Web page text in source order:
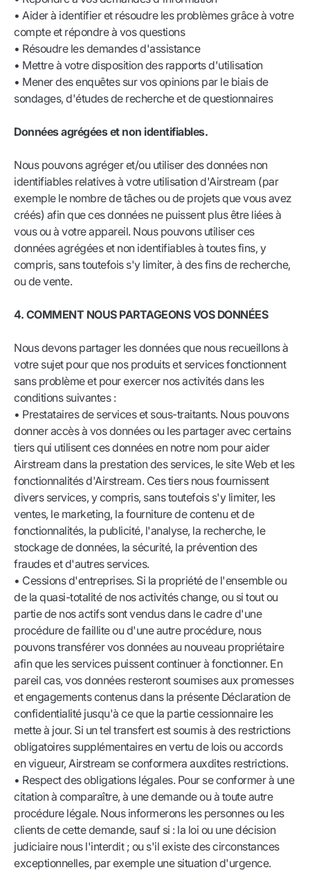
• Aider à identifier et résoudre les problèmes grâce à votre
compte et répondre à vos questions
• Résoudre les demandes d'assistance
• Mettre à votre disposition des rapports d'utilisation
• Mener des enquêtes sur vos opinions par le biais de
sondages, d'études de recherche et de questionnaires
Données agrégées et non identifiables.
Nous pouvons agréger et/ou utiliser des données non
identifiables relatives à votre utilisation d'Airstream (par
exemple le nombre de tâches ou de projets que vous avez
créés) afin que ces données ne puissent plus être liées à
vous ou à votre appareil. Nous pouvons utiliser ces
données agrégées et non identifiables à toutes fins, y
compris, sans toutefois s'y limiter, à des fins de recherche,
ou de vente.
4. COMMENT NOUS PARTAGEONS VOS DONNÉES
Nous devons partager les données que nous recueillons à
votre sujet pour que nos produits et services fonctionnent
sans problème et pour exercer nos activités dans les
conditions suivantes :
• Prestataires de services et sous-traitants. Nous pouvons
donner accès à vos données ou les partager avec certains
tiers qui utilisent ces données en notre nom pour aider
Airstream dans la prestation des services, le site Web et les
fonctionnalités d'Airstream. Ces tiers nous fournissent
divers services, y compris, sans toutefois s'y limiter, les
ventes, le marketing, la fourniture de contenu et de
fonctionnalités, la publicité, l'analyse, la recherche, le
stockage de données, la sécurité, la prévention des
fraudes et d'autres services.
• Cessions d'entreprises. Si la propriété de l'ensemble ou
de la quasi-totalité de nos activités change, ou si tout ou
partie de nos actifs sont vendus dans le cadre d'une
procédure de faillite ou d'une autre procédure, nous
pouvons transférer vos données au nouveau propriétaire
afin que les services puissent continuer à fonctionner. En
pareil cas, vos données resteront soumises aux promesses
et engagements contenus dans la présente Déclaration de
confidentialité jusqu'à ce que la partie cessionnaire les
mette à jour. Si un tel transfert est soumis à des restrictions
obligatoires supplémentaires en vertu de lois ou accords
en vigueur, Airstream se conformera auxdites restrictions.
• Respect des obligations légales. Pour se conformer à une
citation à comparaître, à une demande ou à toute autre
procédure légale. Nous informerons les personnes ou les
clients de cette demande, sauf si : la loi ou une décision
judiciaire nous l'interdit ; ou s'il existe des circonstances
exceptionnelles, par exemple une situation d'urgence.